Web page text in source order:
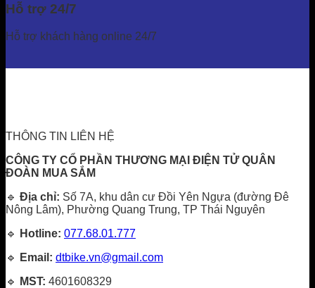
Hỗ trợ 24/7
Hỗ trợ khách hàng online 24/7
THÔNG TIN LIÊN HỆ
CÔNG TY CỔ PHẦN THƯƠNG MẠI ĐIỆN TỬ QUÂN
ĐOÀN MUA SẮM
🔹 Địa chỉ: Số 7A, khu dân cư Đồi Yên Ngựa (đường Đê
Nông Lâm), Phường Quang Trung, TP Thái Nguyên
🔹
Hotline: 077.68.01.777
🔹
Email: dtbike.vn@gmail.com
🔹
MST: 4601608329